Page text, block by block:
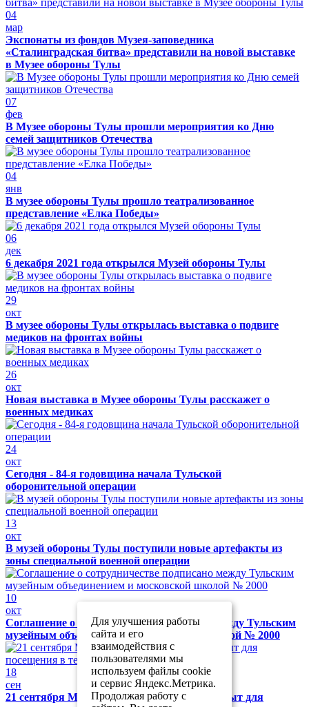
04
мар
Экспонаты из фондов Музея-заповедника
«Сталинградская битва» представили на новой выставке
в Музее обороны Тулы
07
фев
В Музее обороны Тулы прошли мероприятия ко Дню
семей защитников Отечества
04
янв
В музее обороны Тулы прошло театрализованное
представление «Елка Победы»
06
дек
6 декабря 2021 года открылся Музей обороны Тулы
29
окт
В музее обороны Тулы открылась выставка о подвиге
медиков на фронтах войны
26
окт
Новая выставка в Музее обороны Тулы расскажет о
военных медиках
24
окт
Сегодня - 84-я годовщина начала Тульской
оборонительной операции
13
окт
В музей обороны Тулы поступили новые артефакты из
зоны специальной военной операции
10
окт
Соглашение о сотрудничестве подписано между Тульским
музейным объединением и московской школой № 2000
18
сен
21 сентября Музей обороны Тулы будет закрыт для
Для улучшения работы
сайта и его
взаимодействия с
пользователями мы
используем файлы cookie
и сервис Яндекс.Метрика.
Продолжая работу с